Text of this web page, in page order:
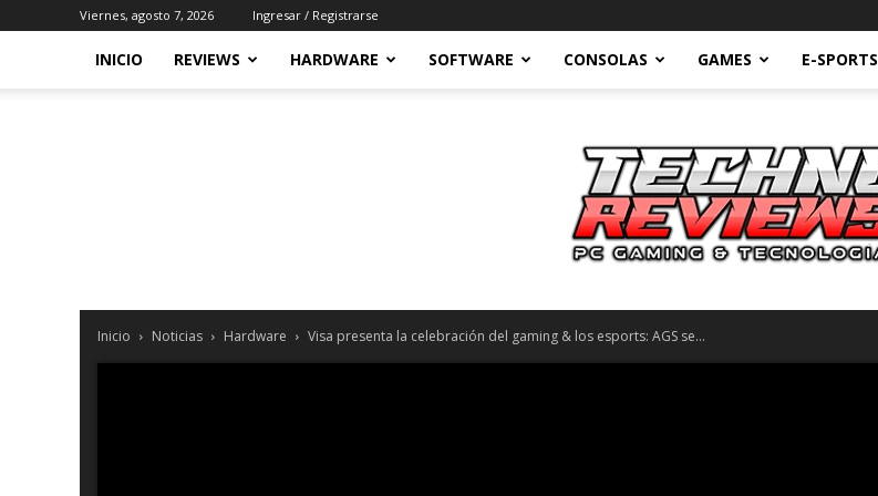
Viernes, agosto 7, 2026 Ingresar / Registrarse
INICIO REVIEWS HARDWARE SOFTWARE CONSOLAS GAMES E-SPORTS
Inicio Noticias Hardware Visa presenta la celebración del gaming & los esports: AGS se...